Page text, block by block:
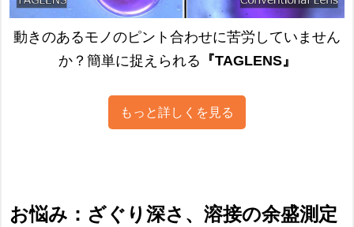
動きのあるモノのピント合わせに苦労していません
か？簡単に捉えられる 『TAGLENS』
もっと詳しくを見る
お悩み：ざぐり深さ、溶接の余盛測定